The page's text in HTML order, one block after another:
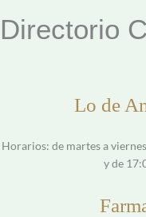
Directorio
Lo de
Horarios: de martes a
y de